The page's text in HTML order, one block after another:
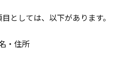
としては、以下があります。
・住所